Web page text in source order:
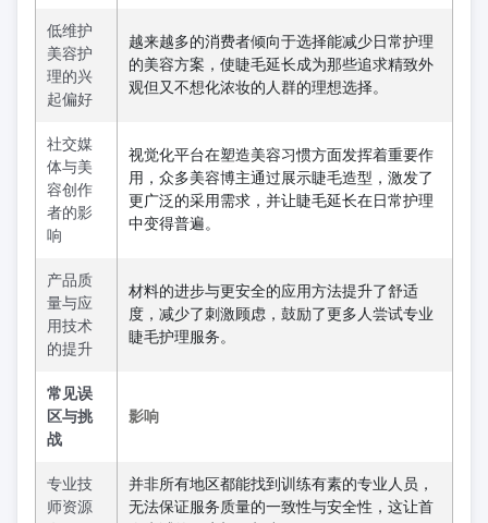
低维护
美容护
理的兴
起偏好
越来越多的消费者倾向于选择能减少日常护理
的美容方案，使睫毛延长成为那些追求精致外
观但又不想化浓妆的人群的理想选择。
社交媒
体与美
容创作
者的影
响
视觉化平台在塑造美容习惯方面发挥着重要作
用，众多美容博主通过展示睫毛造型，激发了
更广泛的采用需求，并让睫毛延长在日常护理
中变得普遍。
产品质
量与应
用技术
的提升
材料的进步与更安全的应用方法提升了舒适
度，减少了刺激顾虑，鼓励了更多人尝试专业
睫毛护理服务。
常见误
区与挑
战
影响
专业技
师资源
并非所有地区都能找到训练有素的专业人员，
无法保证服务质量的一致性与安全性，这让首